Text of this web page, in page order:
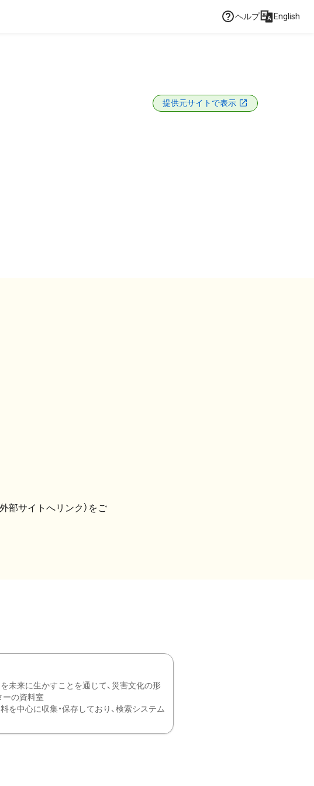
ヘルプ English
提供元サイトで表示
外部サイトへリンク）をご
未来に生かすことを通じて、災害文化の形
ーの資料室
中心に収集・保存しており、検索システム